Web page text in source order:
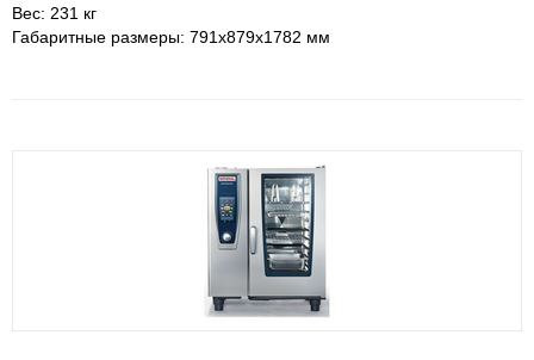
Вес: 231 кг
Габаритные размеры: 791х879х1782 мм